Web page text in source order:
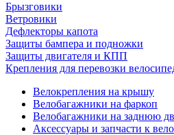
Брызговики
Ветровики
Дефлекторы капота
Защиты бампера и подножки
Защиты двигателя и КПП
Крепления для перевозки
Велокрепления на крышу
Велобагажники на фаркоп
Велобагажники на заднюю
Аксессуары и запчасти к